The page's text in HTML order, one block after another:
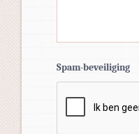
Spam-beveiliging